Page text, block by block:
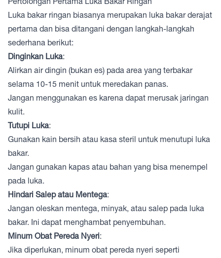
Luka bakar ringan biasanya merupakan luka bakar derajat
pertama dan bisa ditangani dengan langkah-langkah
sederhana berikut:
Dinginkan Luka:
Alirkan air dingin (bukan es) pada area yang terbakar
selama 10-15 menit untuk meredakan panas.
Jangan menggunakan es karena dapat merusak jaringan
kulit.
Tutupi Luka:
Gunakan kain bersih atau kasa steril untuk menutupi luka
bakar.
Jangan gunakan kapas atau bahan yang bisa menempel
pada luka.
Hindari Salep atau Mentega:
Jangan oleskan mentega, minyak, atau salep pada luka
bakar. Ini dapat menghambat penyembuhan.
Minum Obat Pereda Nyeri:
Jika diperlukan, minum obat pereda nyeri seperti